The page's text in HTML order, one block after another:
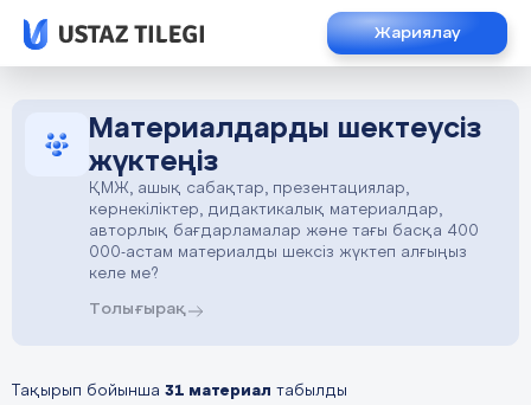
Жариялау
Материалдарды шектеусіз
жүктеңіз
ҚМЖ, ашық сабақтар, презентациялар,
көрнекіліктер, дидактикалық материалдар,
авторлық бағдарламалар және тағы басқа 400
000-астам материалды шексіз жүктеп алғыңыз
келе ме?
Толығырақ
Тақырып бойынша 31 материал табылды